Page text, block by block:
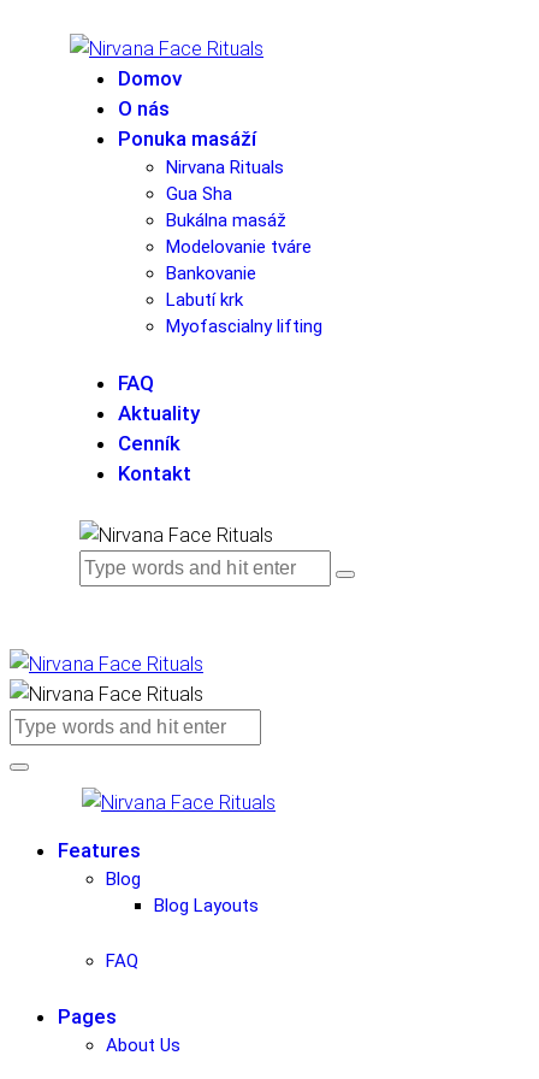
Domov
O nás
Ponuka masáží
Nirvana Rituals
Gua Sha
Bukálna masáž
Modelovanie tváre
Bankovanie
Labutí krk
Myofascialny lifting
FAQ
Aktuality
Cenník
Kontakt
Features
Blog
Blog Layouts
FAQ
Pages
About Us